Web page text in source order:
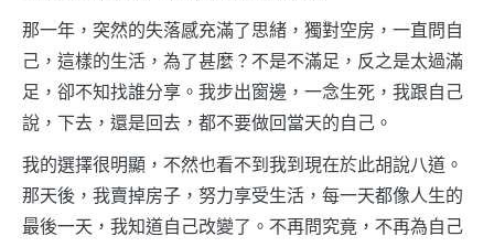
那一年，突然的失落感充滿了思緒，獨對空房，一直問自
己，這樣的生活，為了甚麼？不是不滿足，反之是太過滿
足，卻不知找誰分享。我步出窗邊，一念生死，我跟自己
說，下去，還是回去，都不要做回當天的自己。
我的選擇很明顯，不然也看不到我到現在於此胡說八道。
那天後，我賣掉房子，努力享受生活，每一天都像人生的
最後一天，我知道自己改變了。不再問究竟，不再為自己